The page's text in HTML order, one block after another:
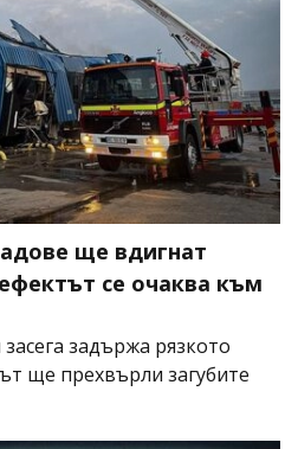
ще вдигнат
се очаква към
задържа рязкото
ще прехвърли загубите